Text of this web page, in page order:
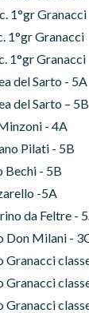
1°gr Granacci
1°gr Granacci
1°gr Granacci
del Sarto - 5A
del Sarto – 5B
- 4A
Pilati - 5B
Bechi - 5B
-5A
da Feltre -
Don Milani -
Granacci
Granacci
Granacci